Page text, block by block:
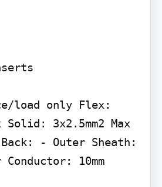
load only Flex:
Solid: 3x2.5mm2 Max
- Outer Sheath:
10mm